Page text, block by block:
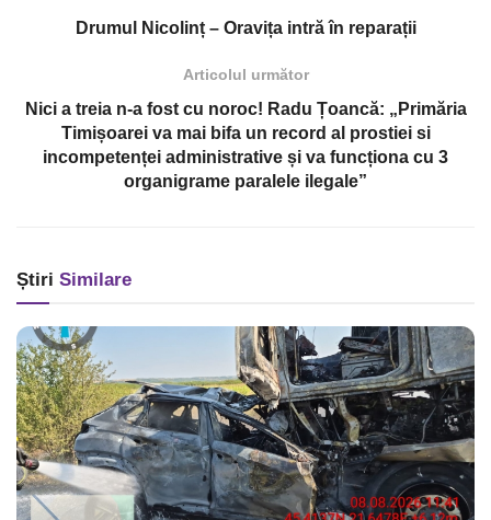
Drumul Nicolinț – Oravița intră în reparații
Articolul următor
Nici a treia n-a fost cu noroc! Radu Țoancă: „Primăria
Timișoarei va mai bifa un record al prostiei si
incompetenței administrative și va funcționa cu 3
organigrame paralele ilegale”
Știri Similare